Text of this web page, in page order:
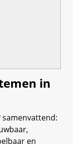
in
en